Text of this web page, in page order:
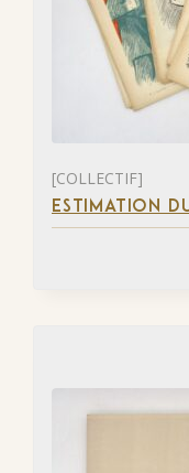
[COLLECTIF]
ESTIMATION